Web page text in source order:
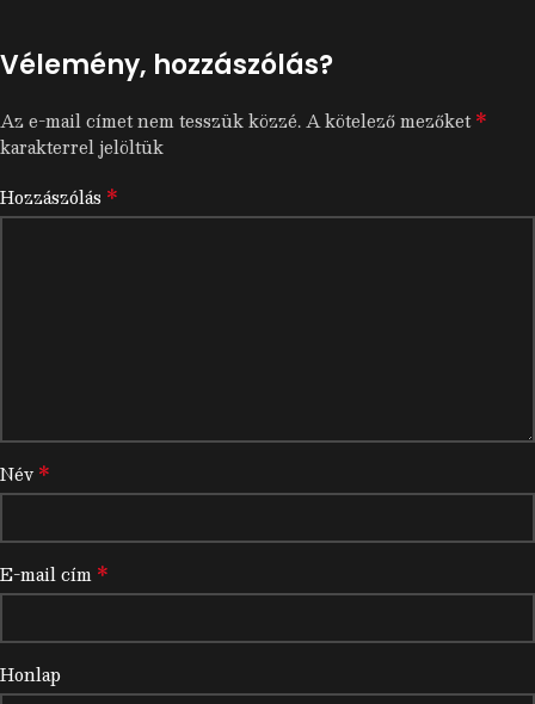
Vélemény, hozzászólás?
Az e-mail címet nem tesszük közzé.A kötelező mezőket*
karakterrel jelöltük
Hozzászólás *
Név *
E-mail cím *
Honlap